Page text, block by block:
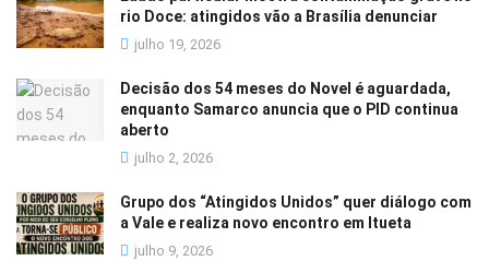
rio Doce: atingidos vão a Brasília denunciar
julho 19, 2026
Decisão dos 54 meses do Novel é aguardada,
enquanto Samarco anuncia que o PID continua
aberto
julho 2, 2026
Grupo dos “Atingidos Unidos” quer diálogo com
a Vale e realiza novo encontro em Itueta
julho 9, 2026